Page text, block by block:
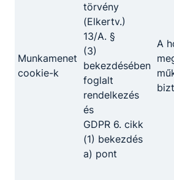
Munkamenet
cookie-k
törvény
(Elkertv.)
13/A. §
(3)
bekezdésében
foglalt
rendelkezés
és
GDPR 6. cikk
(1) bekezdés
a) pont
A